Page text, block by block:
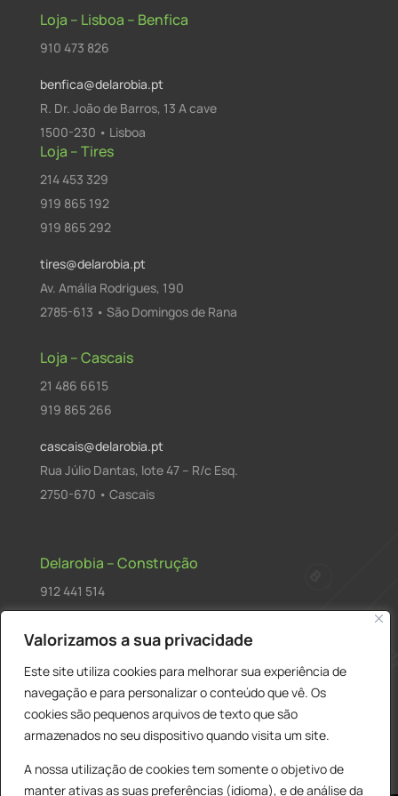
Valorizamos a sua privacidade
Este site utiliza cookies para melhorar sua experiência de
navegação e para personalizar o conteúdo que vê. Os
cookies são pequenos arquivos de texto que são
armazenados no seu dispositivo quando visita um site.
A nossa utilização de cookies tem somente o objetivo de
manter ativas as suas preferências (idioma), e de análise da
Loja – Lisboa – Benfica
910 473 826
benfica@delarobia.pt
R. Dr. João de Barros, 13 A cave
1500-230 • Lisboa
Loja – Tires
214 453 329
919 865 192
919 865 292
tires@delarobia.pt
Av. Amália Rodrigues, 190
2785-613 • São Domingos de Rana
Loja – Cascais
21 486 6615
919 865 266
cascais@delarobia.pt
Rua Júlio Dantas, lote 47 – R/c Esq.
2750-670 • Cascais
Delarobia – Construção
912 441 514
R. António Andrade, 1171
2820-287 • Charneca de Caparica
Products
search PESQUISAR